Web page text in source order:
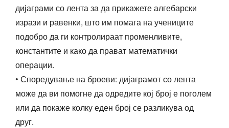
дијаграми со лента за да прикажете алгебарски
изрази и равенки, што им помага на учениците
подобро да ги контролираат променливите,
константите и како да прават математички
операции.
• Споредување на броеви: дијаграмот со лента
може да ви помогне да одредите кој број е поголем
или да покаже колку еден број се разликува од
друг.